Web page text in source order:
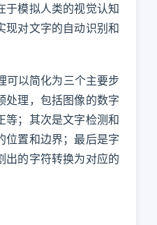
于模拟人类的视觉认知
现对文字的自动识别和
可以简化为三个主要步
处理，包括图像的数字
等；其次是文字检测和
位置和边界；最后是字
出的字符转换为对应的